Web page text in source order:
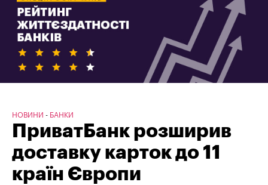
НОВИНИ БАНКИ
ПриватБанк розширив
доставку карток до 11
країн Європи